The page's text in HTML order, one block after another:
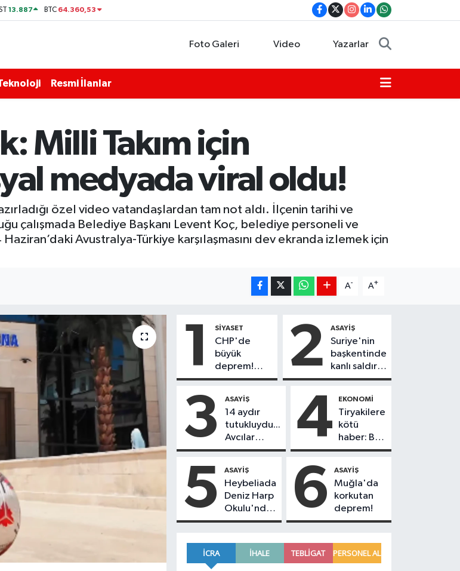
13.887 BTC 64.360,53
Foto Galeri Video Yazarlar
Resmi İlanlar
Milli Takım için
medyada viral oldu!
özel video vatandaşlardan tam not aldı. İlçenin tarihi ve
çalışmada Belediye Başkanı Levent Koç, belediye personeli ve
Avustralya-Türkiye karşılaşmasını dev ekranda izlemek için
A- A+
1 SIYASET
CHP'de
büyük
deprem!
230
başkanı Yeni
Parti'ye
geçiyor
2 ASAYIŞ
Suriye'nin
başkentinde
kanlı saldırı!
Yolcu
çok sayıda
ölü ve yaralı
var
3 ASAYIŞ
14 aydır
tutukluydu...
Avcılar
Belediye
Utku Caner
Çankaya
tahliye
edildi!
4 EKONOMI
Tiryakilere
kötü
haber: Bir
sigara
daha zam
geldi!
5 ASAYIŞ
Heybeliada
Deniz Harp
Okulu'nda
korkutan
Alevlere
müdahale
6 ASAYIŞ
Muğla'da
korkutan
deprem!